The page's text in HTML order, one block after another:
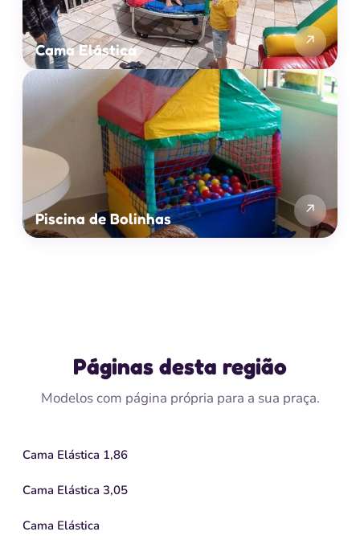
Cama Elástica ↗
Piscina de Bolinhas ↗
Páginas desta região
Modelos com página própria para a sua praça.
Cama Elástica 1,86
Cama Elástica 3,05
Cama Elástica